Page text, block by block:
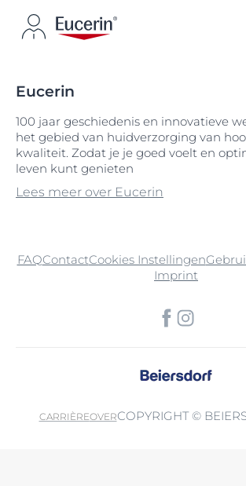
Eucerin
100 jaar geschiedenis en innovatieve
het gebied van huidverzorging van
kwaliteit. Zodat je je goed voelt en
leven kunt genieten
Lees meer over Eucerin
FAQContactCookies Instellingen
Imprint
CARRIÈREOVERCOPYRIGHT ©